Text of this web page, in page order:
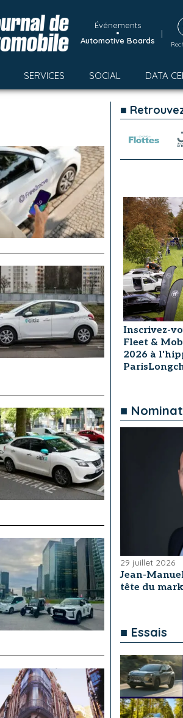
Événements
•
Automotive Boards
|
SERVICES SOCIAL DATA
■
Inscrivez-
Fleet &
2026 à
■
29 juillet 2026
Jean-
tête du
■ Essais